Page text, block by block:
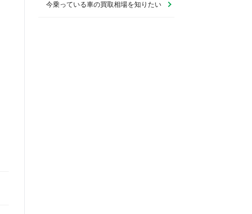
今乗っている車の買取相場を知りたい